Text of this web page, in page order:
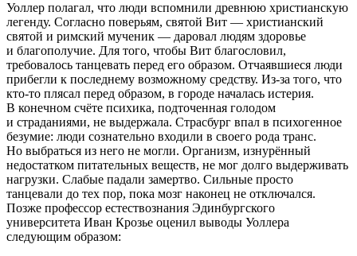
Уоллер полагал, что люди вспомнили древнюю христианскую
легенду. Согласно поверьям, святой Вит — христианский
святой и римский мученик — даровал людям здоровье
и благополучие. Для того, чтобы Вит благословил,
требовалось танцевать перед его образом. Отчаявшиеся люди
прибегли к последнему возможному средству. Из-за того, что
кто-то плясал перед образом, в городе началась истерия.
В конечном счёте психика, подточенная голодом
и страданиями, не выдержала. Страсбург впал в психогенное
безумие: люди сознательно входили в своего рода транс.
Но выбраться из него не могли. Организм, изнурённый
недостатком питательных веществ, не мог долго выдерживать
нагрузки. Слабые падали замертво. Сильные просто
танцевали до тех пор, пока мозг наконец не отключался.
Позже профессор естествознания Эдинбургского
университета Иван Крозье оценил выводы Уоллера
следующим образом: